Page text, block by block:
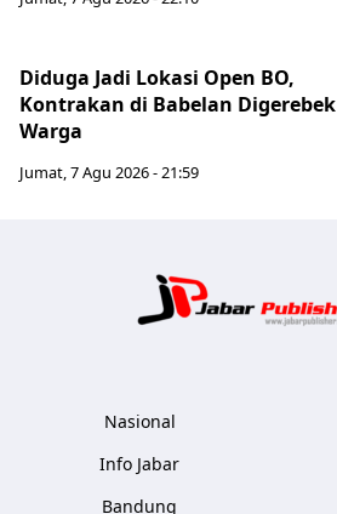
Diduga Jadi Lokasi Open BO,
Kontrakan di Babelan Digerebek
Warga
Jumat, 7 Agu 2026 - 21:59
Nasional
Info Jabar
Bandung